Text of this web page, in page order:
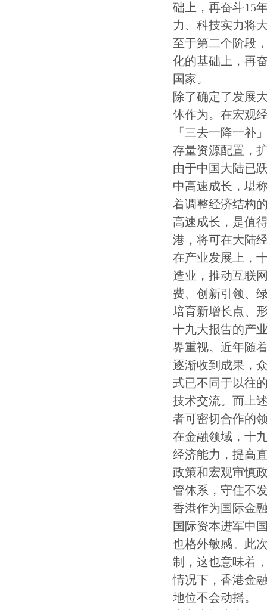
础上，再奋斗15
力、科技实力将
至于第二个阶段
化的基础上，再
国家。
除了确定了发展
体作为。在宏观
「三去一降一补
存量资源配置，
由于中国大陆已
中高速成长，堪
着调整经济结构
高速成长，是值
港，将可在大陆
在产业发展上，
造业，推动互联
费、创新引领、
培育新增长点、
十九大报告的产
界重视。近年随
逐渐收到成果，
式已不同于以往
技术交流。而上
者可密切合作的
在金融领域，十
经济能力，提高
政策和宏观审慎
管体系，守住不
香港作为国际金
国际资本进军中
也格外敏感。此
制，这也意味着
情况下，香港金
地位不会动摇。